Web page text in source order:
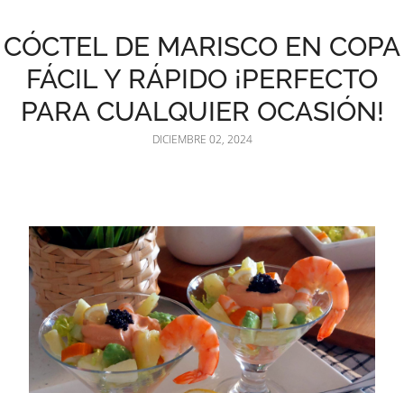
CÓCTEL DE MARISCO EN COPA
FÁCIL Y RÁPIDO ¡PERFECTO
PARA CUALQUIER OCASIÓN!
DICIEMBRE 02, 2024